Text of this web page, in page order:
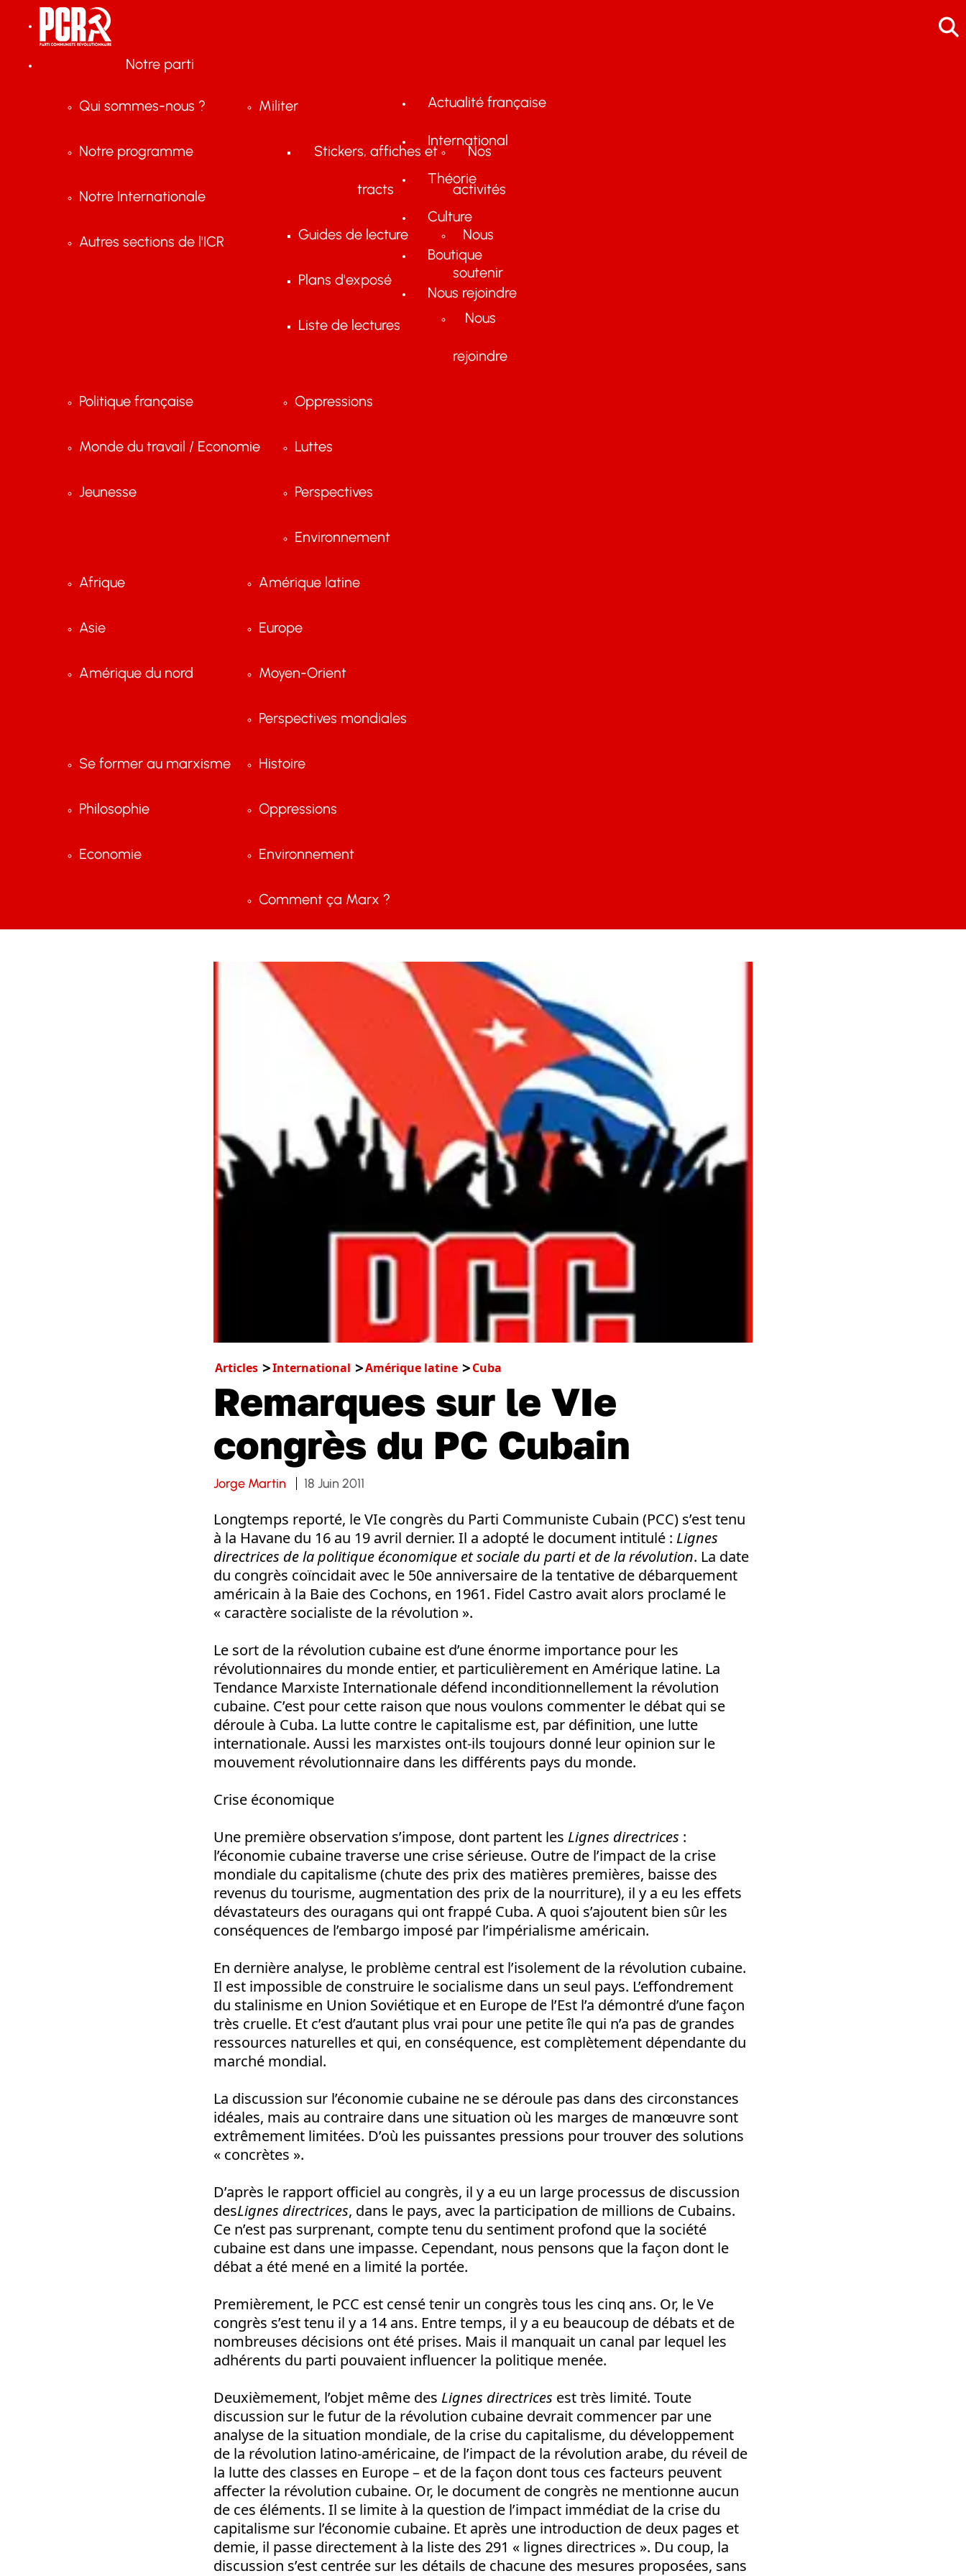
Notre parti
Qui sommes-nous ?
Notre programme
Notre Internationale
Autres sections de l'ICR
Militer
Stickers, affiches et
tracts
Guides de lecture
Plans d'exposé
Liste de lectures
Nos
activités
Nous
soutenir
Nous
rejoindre
Actualité française
Politique française
Monde du travail / Economie
Jeunesse
Oppressions
Luttes
Perspectives
Environnement
International
Afrique
Asie
Amérique du nord
Amérique latine
Europe
Moyen-Orient
Perspectives mondiales
Théorie
Se former au marxisme
Philosophie
Economie
Histoire
Oppressions
Environnement
Comment ça Marx ?
Culture
Boutique
Nous rejoindre
Articles International Amérique latine Cuba
Remarques sur le VIe
congrès du PC Cubain
Jorge Martin 18 Juin 2011
Longtemps reporté, le VIe congrès du Parti Communiste Cubain (PCC) s’est tenu
à la Havane du 16 au 19 avril dernier. Il a adopté le document intitulé : Lignes
directrices de la politique économique et sociale du parti et de la révolution. La date
du congrès coïncidait avec le 50e anniversaire de la tentative de débarquement
américain à la Baie des Cochons, en 1961. Fidel Castro avait alors proclamé le
« caractère socialiste de la révolution ».
Le sort de la révolution cubaine est d’une énorme importance pour les
révolutionnaires du monde entier, et particulièrement en Amérique latine. La
Tendance Marxiste Internationale défend inconditionnellement la révolution
cubaine. C’est pour cette raison que nous voulons commenter le débat qui se
déroule à Cuba. La lutte contre le capitalisme est, par définition, une lutte
internationale. Aussi les marxistes ont-ils toujours donné leur opinion sur le
mouvement révolutionnaire dans les différents pays du monde.
Crise économique
Une première observation s’impose, dont partent les Lignes directrices :
l’économie cubaine traverse une crise sérieuse. Outre de l’impact de la crise
mondiale du capitalisme (chute des prix des matières premières, baisse des
revenus du tourisme, augmentation des prix de la nourriture), il y a eu les effets
dévastateurs des ouragans qui ont frappé Cuba. A quoi s’ajoutent bien sûr les
conséquences de l’embargo imposé par l’impérialisme américain.
En dernière analyse, le problème central est l’isolement de la révolution cubaine.
Il est impossible de construire le socialisme dans un seul pays. L’effondrement
du stalinisme en Union Soviétique et en Europe de l’Est l’a démontré d’une façon
très cruelle. Et c’est d’autant plus vrai pour une petite île qui n’a pas de grandes
ressources naturelles et qui, en conséquence, est complètement dépendante du
marché mondial.
La discussion sur l’économie cubaine ne se déroule pas dans des circonstances
idéales, mais au contraire dans une situation où les marges de manœuvre sont
extrêmement limitées. D’où les puissantes pressions pour trouver des solutions
« concrètes ».
D’après le rapport officiel au congrès, il y a eu un large processus de discussion
desLignes directrices, dans le pays, avec la participation de millions de Cubains.
Ce n’est pas surprenant, compte tenu du sentiment profond que la société
cubaine est dans une impasse. Cependant, nous pensons que la façon dont le
débat a été mené en a limité la portée.
Premièrement, le PCC est censé tenir un congrès tous les cinq ans. Or, le Ve
congrès s’est tenu il y a 14 ans. Entre temps, il y a eu beaucoup de débats et de
nombreuses décisions ont été prises. Mais il manquait un canal par lequel les
adhérents du parti pouvaient influencer la politique menée.
Deuxièmement, l’objet même des Lignes directrices est très limité. Toute
discussion sur le futur de la révolution cubaine devrait commencer par une
analyse de la situation mondiale, de la crise du capitalisme, du développement
de la révolution latino-américaine, de l’impact de la révolution arabe, du réveil de
la lutte des classes en Europe – et de la façon dont tous ces facteurs peuvent
affecter la révolution cubaine. Or, le document de congrès ne mentionne aucun
de ces éléments. Il se limite à la question de l’impact immédiat de la crise du
capitalisme sur l’économie cubaine. Et après une introduction de deux pages et
demie, il passe directement à la liste des 291 « lignes directrices ». Du coup, la
discussion s’est centrée sur les détails de chacune des mesures proposées, sans